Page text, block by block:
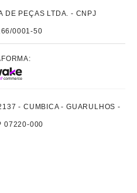
DE PEÇAS LTDA. - CNPJ
0001-50
- CUMBICA - GUARULHOS -
07220-000